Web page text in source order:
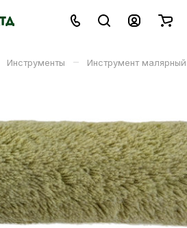
Инструменты – Инструмент